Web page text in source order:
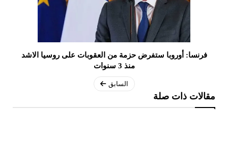
فرنسا: أوروبا ستفرض حزمة من العقوبات على روسيا الاشد
منذ 3 سنوات
السابق
مقالات ذات صلة